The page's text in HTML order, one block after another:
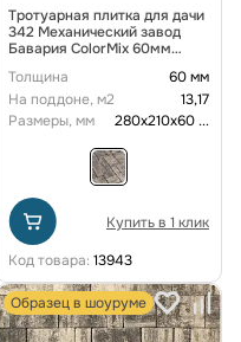
Тротуарная плитка для дачи
342 Механический завод
Бавария ColorMix 60мм
Толщина
60 мм
На поддоне, м2
13,17
Размеры, мм
280х210х60...
Купить в 1 клик
Код товара: 13943
Образец в шоуруме